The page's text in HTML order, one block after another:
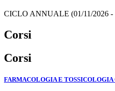
CICLO ANNUALE (01/11/2026 -
Corsi
Corsi
FARMACOLOGIA E